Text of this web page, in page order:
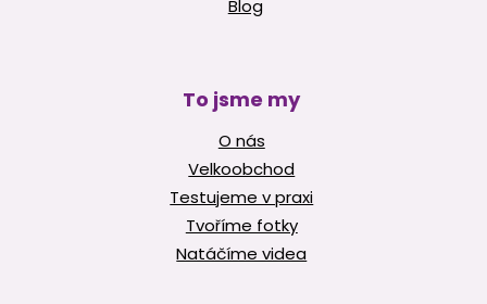
Blog
To jsme my
O nás
Velkoobchod
Testujeme v praxi
Tvoříme fotky
Natáčíme videa